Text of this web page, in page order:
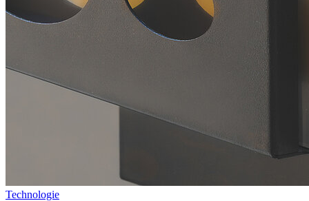
Technologie